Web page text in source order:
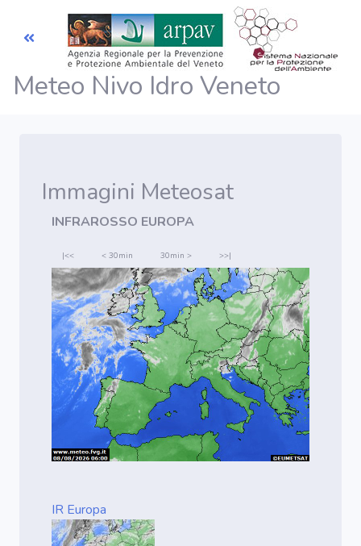
Valanghe
Dati e misure
Meteo Nivo Idro Veneto
Immagini Meteosat
INFRAROSSO EUROPA
IR Europa